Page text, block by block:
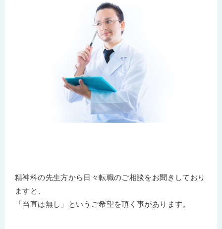
精神科の先生方から日々転職のご相談をお聞きしており
ますと、
「当直は無し」というご希望を頂く事があります。